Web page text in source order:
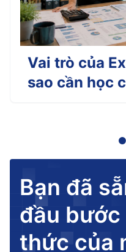
Vai trò của
sao cần học
Bạn đã
đầu
thức của